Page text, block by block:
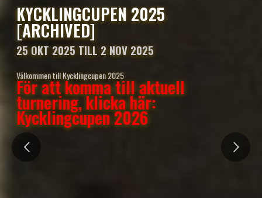
KYCKLINGCUPEN 2025
[ARCHIVED]
25 OKT 2025 TILL 2 NOV 2025
Välkommen till Kycklingcupen 2025
För att komma till aktuell
turnering, klicka här:
Kycklingcupen 2026